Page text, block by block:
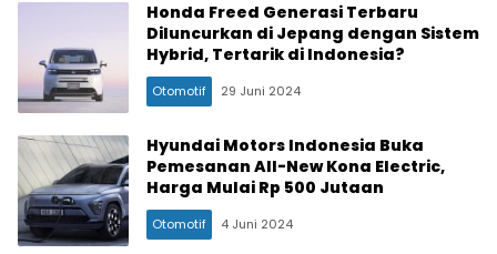
Honda Freed Generasi Terbaru
Diluncurkan di Jepang dengan Sistem
Hybrid, Tertarik di Indonesia?
Otomotif 29 Juni 2024
Hyundai Motors Indonesia Buka
Pemesanan All-New Kona Electric,
Harga Mulai Rp 500 Jutaan
Otomotif 4 Juni 2024